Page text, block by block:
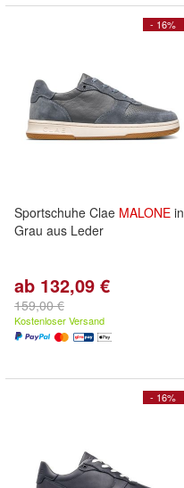
- 16%
Sportschuhe Clae MALONE in
Grau aus Leder
ab 132,09 €
159,00 €
Kostenloser Versand
- 16%